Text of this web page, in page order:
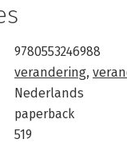
9780553246988
verandering,
Nederlands
paperback
519